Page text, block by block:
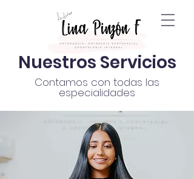
Nuestros Servicios
Contamos con todas las
especialidades